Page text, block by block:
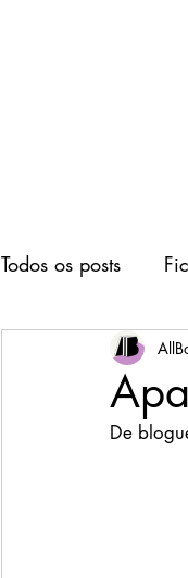
Todos os posts
De